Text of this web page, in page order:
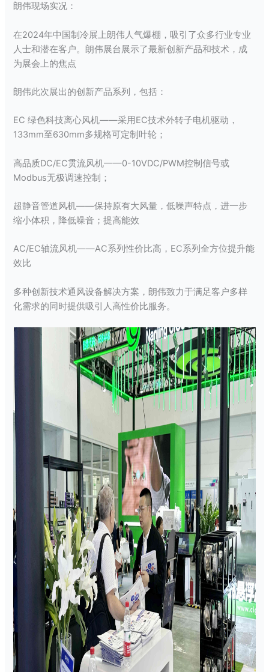
朗伟现场实况：
在2024年中国制冷展上朗伟人气爆棚，吸引了众多行业专业
人士和潜在客户。朗伟展台展示了最新创新产品和技术，成
为展会上的焦点
朗伟此次展出的创新产品系列，包括：
EC 绿色科技离心风机——采用EC技术外转子电机驱动，
133mm至630mm多规格可定制叶轮；
高品质DC/EC贯流风机——0-10VDC/PWM控制信号或
Modbus无极调速控制；
超静音管道风机——保持原有大风量，低噪声特点，进一步
缩小体积，降低噪音；提高能效
AC/EC轴流风机——AC系列性价比高，EC系列全方位提升能
效比
多种创新技术通风设备解决方案，朗伟致力于满足客户多样
化需求的同时提供吸引人高性价比服务。